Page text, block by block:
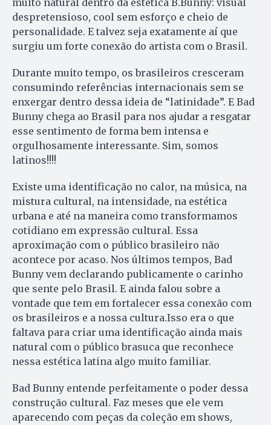
muito natural dentro da estética B.Bunny: visual
despretensioso, cool sem esforço e cheio de
personalidade. E talvez seja exatamente aí que
surgiu um forte conexão do artista com o Brasil.
Durante muito tempo, os brasileiros cresceram
consumindo referências internacionais sem se
enxergar dentro dessa ideia de “latinidade”. E Bad
Bunny chega ao Brasil para nos ajudar a resgatar
esse sentimento de forma bem intensa e
orgulhosamente interessante. Sim, somos
latinos!!!!
Existe uma identificação no calor, na música, na
mistura cultural, na intensidade, na estética
urbana e até na maneira como transformamos
cotidiano em expressão cultural. Essa
aproximação com o público brasileiro não
acontece por acaso. Nos últimos tempos, Bad
Bunny vem declarando publicamente o carinho
que sente pelo Brasil. E ainda falou sobre a
vontade que tem em fortalecer essa conexão com
os brasileiros e a nossa cultura.Isso era o que
faltava para criar uma identificação ainda mais
natural com o público brasuca que reconhece
nessa estética latina algo muito familiar.
Bad Bunny entende perfeitamente o poder dessa
construção cultural. Faz meses que ele vem
aparecendo com peças da coleção em shows,